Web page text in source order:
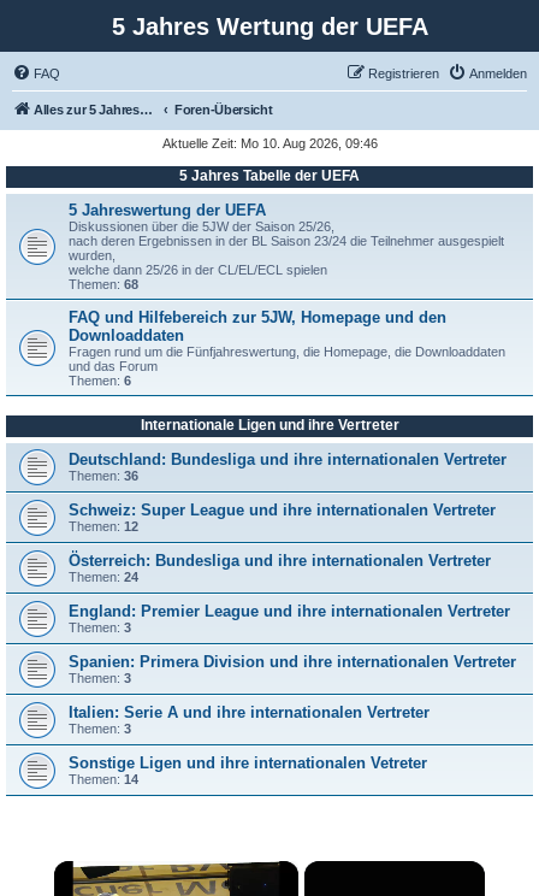
5 Jahres Wertung der UEFA
FAQ Anmelden
Registrieren
Alles zur 5 Jahreswertung / Tabelle der UEFA mit vielen Statistiken. Foren-Übersicht
Aktuelle Zeit: Mo 10. Aug 2026, 09:46
5 Jahres Tabelle der UEFA
5 Jahreswertung der UEFA
Diskussionen über die 5JW der Saison 25/26,
nach deren Ergebnissen in der BL Saison 23/24 die Teilnehmer ausgespielt
wurden,
welche dann 25/26 in der CL/EL/ECL spielen
Themen: 68
FAQ und Hilfebereich zur 5JW, Homepage und den
Downloaddaten
Fragen rund um die Fünfjahreswertung, die Homepage, die Downloaddaten
und das Forum
Themen: 6
Internationale Ligen und ihre Vertreter
Deutschland: Bundesliga und ihre internationalen Vertreter
Themen: 36
Schweiz: Super League und ihre internationalen Vertreter
Themen: 12
Österreich: Bundesliga und ihre internationalen Vertreter
Themen: 24
England: Premier League und ihre internationalen Vertreter
Themen: 3
Spanien: Primera Division und ihre internationalen Vertreter
Themen: 3
Italien: Serie A und ihre internationalen Vertreter
Themen: 3
Sonstige Ligen und ihre internationalen Vetreter
Themen: 14
×